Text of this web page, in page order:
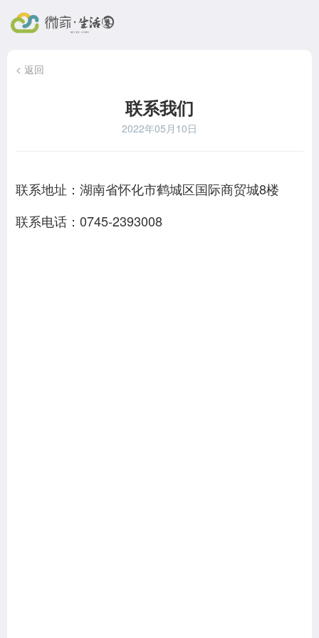
< 返回
联系我们
2022年05月10日
联系地址：湖南省怀化市鹤城区国际商贸城8楼
联系电话：0745-2393008